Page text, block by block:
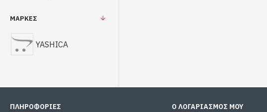
ΜΆΡΚΕΣ
YASHICA
ΠΛΗΡΟΦΟΡΙΕΣ Ο ΛΟΓΑΡΙΑΣΜΌΣ ΜΟΥ